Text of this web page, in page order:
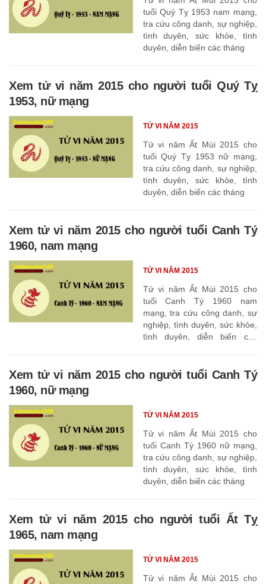
tuổi Quý Tỵ 1953 nam mạng,
tra cứu công danh, sự nghiệp,
tình duyên, sức khỏe, tình
duyên, diễn biến các tháng
Xem tử vi năm 2015 cho người tuổi Quý Tỵ
1953, nữ mạng
Tử vi năm Ất Mùi 2015 cho
tuổi Quý Tỵ 1953 nữ mạng,
tra cứu công danh, sự nghiệp,
tình duyên, sức khỏe, tình
duyên, diễn biến các tháng
TỬ VI NĂM 2015
Xem tử vi năm 2015 cho người tuổi Canh Tý
1960, nam mạng
Tử vi năm Ất Mùi 2015 cho
tuổi Canh Tý 1960 nam
mạng, tra cứu công danh, sự
nghiệp, tình duyên, sức khỏe,
tình duyên, diễn biến các
TỬ VI NĂM 2015
Xem tử vi năm 2015 cho người tuổi Canh Tý
1960, nữ mạng
Tử vi năm Ất Mùi 2015 cho
tuổi Canh Tý 1960 nữ mạng,
tra cứu công danh, sự nghiệp,
tình duyên, sức khỏe, tình
duyên, diễn biến các tháng
TỬ VI NĂM 2015
Xem tử vi năm 2015 cho người tuổi Ất Tỵ
1965, nam mạng
Tử vi năm Ất Mùi 2015 cho
TỬ VI NĂM 2015